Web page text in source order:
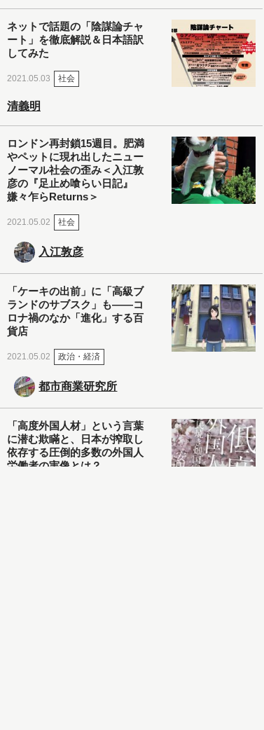
ネットで話題の「陰謀論チャ
ート」を徹底解説＆日本語訳
してみた
2021.05.03 社会
清義明
ロンドン再封鎖15週目。肥満
やペットに現れ出したニュー
ノーマル社会の歪み＜入江敦
彦の『足止め喰らい日記』
嫌々乍らReturns＞
2021.05.02 社会
入江敦彦
「ケーキの出前」に「高級ブ
ランドのサブスク」も――コ
ロナ禍のなか「進化」する百
貨店
2021.05.02 政治・経済
都市商業研究所
「高度外国人材」という言葉
に潜む欺瞞と、日本が搾取し
依存する圧倒的多数の外国人
労働者の実像とは？